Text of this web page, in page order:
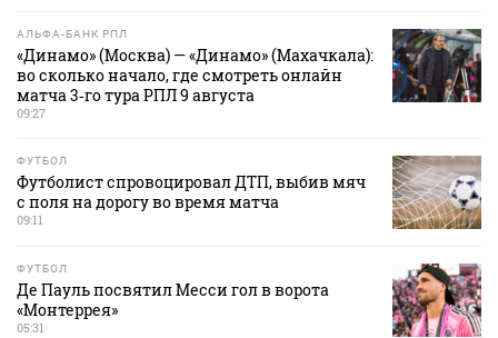
АЛЬФА-БАНК РПЛ
«Динамо» (Москва) — «Динамо» (Махачкала):
во сколько начало, где смотреть онлайн
матча 3‑го тура РПЛ 9 августа
09:27
ФУТБОЛ
Футболист спровоцировал ДТП, выбив мяч
с поля на дорогу во время матча
09:11
ФУТБОЛ
Де Пауль посвятил Месси гол в ворота
«Монтеррея»
05:31